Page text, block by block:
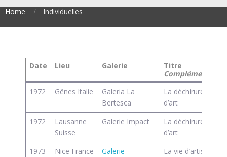
Home Individuelles
Date Lieu Galerie
Titre
Complément
1972
Gênes Italie
Galeria La
Bertesca
La déchirure des
d’art
1972
Lausanne
Suisse
Galerie Impact
La déchirure des
d’art
1973
Nice France
Galerie
La vie d’artiste